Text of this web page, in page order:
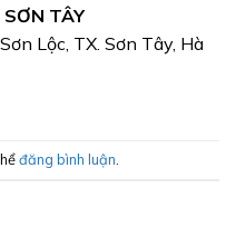
TÂY
Lộc, TX. Sơn Tây, Hà
đăng bình luận.